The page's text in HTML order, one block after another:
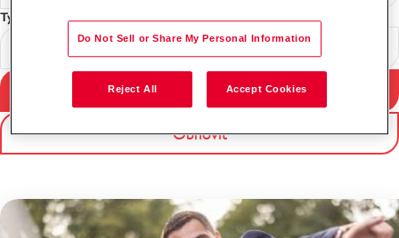
Typ obsahu
Obnoviť
Do Not Sell or Share My Personal Information
Reject All Accept Cookies